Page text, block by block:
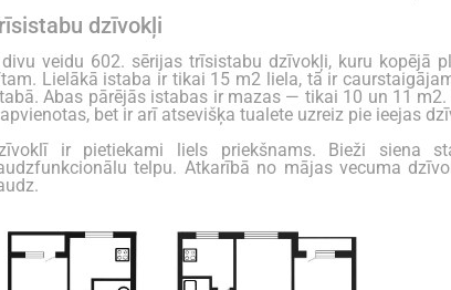
dzīvokļi
veidu 602. sērijas trīsistabu dzīvokļi, kuru
Lielākā istaba ir tikai 15 m2 liela, tā ir
Abas pārējās istabas ir mazas — tikai 10 un 11
bet ir arī atsevišķa tualete uzreiz pie ieejas
ir pietiekami liels priekšnams. Bieži siena
telpu. Atkarībā no mājas vecuma